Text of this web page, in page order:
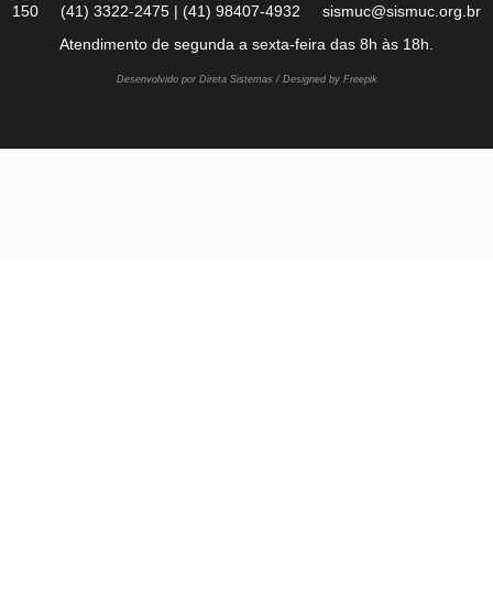
150 (41) 3322-2475 | (41) 98407-4932 sismuc@sismuc.org.br
Atendimento de segunda a sexta-feira das 8h às 18h.
Desenvolvido por Direta Sistemas / Designed by Freepik